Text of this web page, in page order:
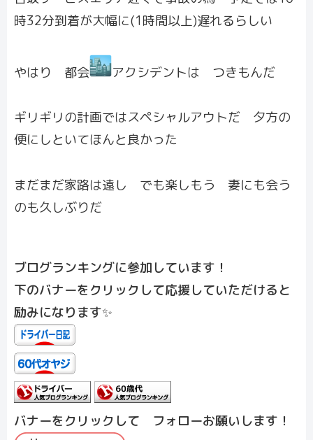
時32分到着が大幅に(1時間以上)遅れるらしい
やはり 都会 アクシデントは つきもんだ
ギリギリの計画ではスペシャルアウトだ 夕方の
便にしといてほんと良かった
まだまだ家路は遠し でも楽しもう 妻にも会う
のも久しぶりだ
ブログランキングに参加しています！
下のバナーをクリックして応援していただけると
励みになります✨
バナーをクリックして フォローお願いします！